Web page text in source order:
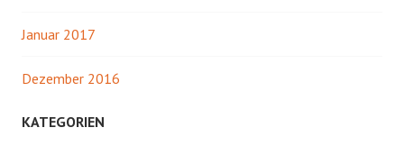
Januar 2017
Dezember 2016
KATEGORIEN